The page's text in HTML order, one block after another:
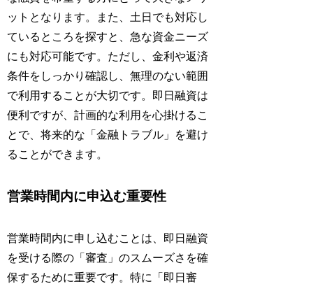
ットとなります。また、土日でも対応し
ているところを探すと、急な資金ニーズ
にも対応可能です。ただし、金利や返済
条件をしっかり確認し、無理のない範囲
で利用することが大切です。即日融資は
便利ですが、計画的な利用を心掛けるこ
とで、将来的な「金融トラブル」を避け
ることができます。
営業時間内に申込む重要性
営業時間内に申し込むことは、即日融資
を受ける際の「審査」のスムーズさを確
保するために重要です。特に「即日審